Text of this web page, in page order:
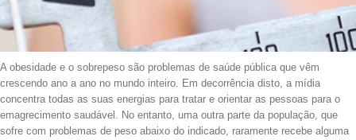
A obesidade e o sobrepeso são problemas de saúde pública que vêm
crescendo ano a ano no mundo inteiro. Em decorrência disto, a mídia
concentra todas as suas energias para tratar e orientar as pessoas para o
emagrecimento saudável. No entanto, uma outra parte da população, que
sofre com problemas de peso abaixo do indicado, raramente recebe alguma